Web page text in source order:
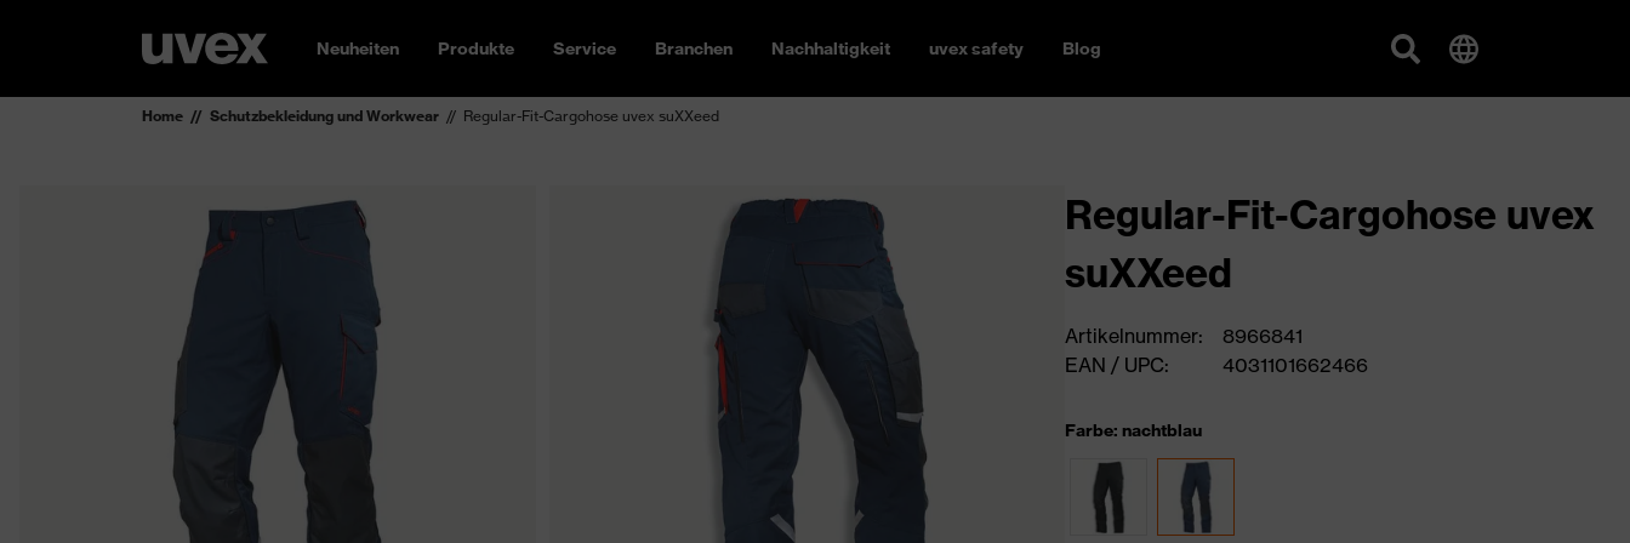
Neuheiten Produkte Service Branchen Nachhaltigkeit uvex safety Blog
Home Schutzbekleidung und Workwear Regular-Fit-Cargohose uvex suXXeed
Regular-Fit-Cargohose uvex
suXXeed
Artikelnummer:
8966841
EAN / UPC:
4031101662466
Farbe: nachtblau